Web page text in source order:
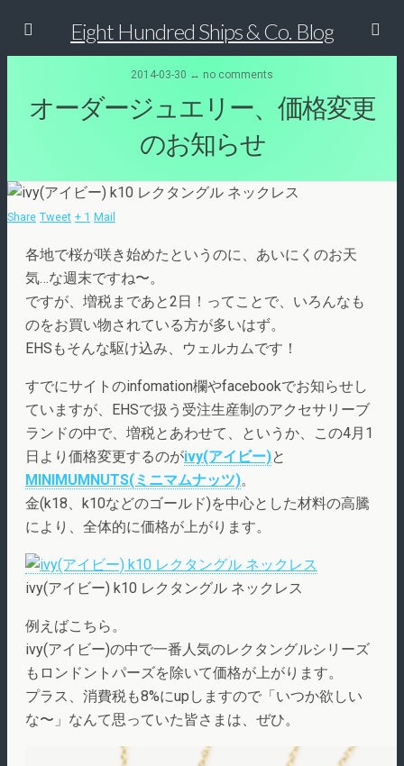
Eight Hundred Ships & Co. Blog
2014-03-30 ↔ no comments
オーダージュエリー、価格変更
のお知らせ
Share Tweet + 1 Mail
各地で桜が咲き始めたというのに、あいにくのお天
気…な週末ですね〜。
ですが、増税まであと2日！ってことで、いろんなも
のをお買い物されている方が多いはず。
EHSもそんな駆け込み、ウェルカムです！
すでにサイトのinfomation欄やfacebookでお知らせし
ていますが、EHSで扱う受注生産制のアクセサリーブ
ランドの中で、増税とあわせて、というか、この4月1
日より価格変更するのがivy(アイビー)と
MINIMUMNUTS(ミニマムナッツ)。
金(k18、k10などのゴールド)を中心とした材料の高騰
により、全体的に価格が上がります。
ivy(アイビー) k10 レクタングル ネックレス
例えばこちら。
ivy(アイビー)の中で一番人気のレクタングルシリーズ
もロンドントパーズを除いて価格が上がります。
プラス、消費税も8%にupしますので「いつか欲しい
な〜」なんて思っていた皆さまは、ぜひ。